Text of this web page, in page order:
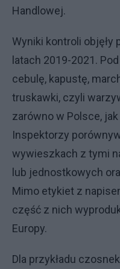
Handlowej.
Wyniki kontroli
latach 2019-2021.
cebulę, kapustę,
truskawki, czyli
zarówno w Polsce,
Inspektorzy
wywieszkach z tymi
lub jednostkowych
Mimo etykiet z
część z nich
Europy.
Dla przykładu